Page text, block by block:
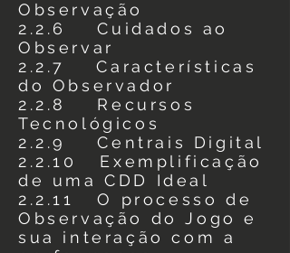
Observação
2.2.6 Cuidados ao
Observar
2.2.7 Características
do Observador
2.2.8 Recursos
Tecnológicos
2.2.9 Centrais Digital
2.2.10 Exemplificação
de uma CDD Ideal
2.2.11 O processo de
Observação do Jogo e
sua interação com a